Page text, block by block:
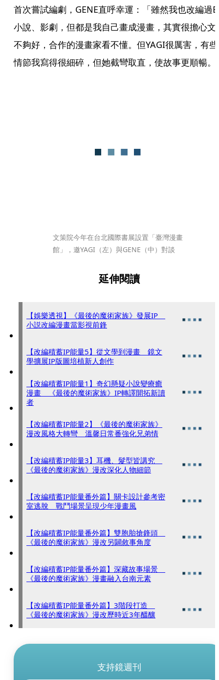
首次嘗試編劇，GENE直呼幸運：「雖然我也改編過
小說、影劇，但都是我自己畫成漫畫，其實很擔心文
不夠好，合作的漫畫家看不懂。但YAGI很厲害，有些
情節我寫得很細碎，但她截彎取直，使故事更順暢。
文策院今年在台北國際書展設置「臺灣漫畫
館」，邀YAGI（左）與GENE（中）對談
延伸閱讀
【娛樂透視】《最後的魔術家族》發展IP
小説改編漫畫當影視前鋒
【改編積蓄IP能量5】從文學到漫畫 鏡文
學擴展IP版圖培植新人創作
【改編積蓄IP能量1】奇幻懸疑小說變療癒
漫畫 《最後的魔術家族》IP轉譯開拓新讀
者
【改編積蓄IP能量2】《最後的魔術家族》
漫改風格大轉彎 溫馨日常番強化兄弟情
【改編積蓄IP能量3】耳機、髮型皆講究
《最後的魔術家族》漫改深化人物細節
【改編積蓄IP能量番外篇】關卡設計參考密
室逃脫 戰鬥場景呈現少年漫畫風
【改編積蓄IP能量番外篇】雙胞胎搶鋒頭
《最後的魔術家族》漫改另闢敘事角度
【改編積蓄IP能量番外篇】深藏故事場景
《最後的魔術家族》漫畫融入台南元素
【改編積蓄IP能量番外篇】3階段打造
《最後的魔術家族》漫改歷時近3年醞釀
支持鏡週刊